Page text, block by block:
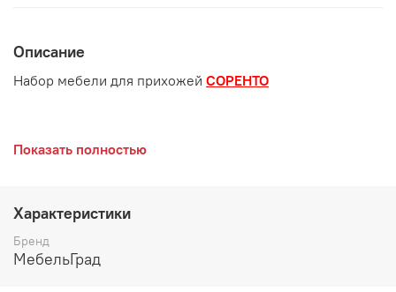
Описание
Набор мебели для прихожей СОРЕНТО
Мебельная фабрика МебельГрад
Показать полностью
Характеристики
Бренд
МебельГрад